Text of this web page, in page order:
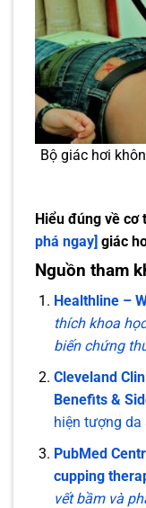
Bộ giác hơi
Hiểu đúng về cơ
phá ngay] giác
Nguồn tham
Healthline –
thích khoa
biến chứng
Cleveland
Benefits &
hiện tượng da
PubMed
cupping
vết bầm và